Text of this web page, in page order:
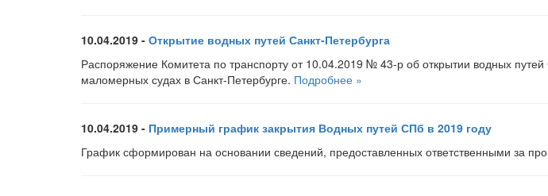
10.04.2019 - Открытие водных путей Санкт-Петербурга
Распоряжение Комитета по транспорту от 10.04.2019 № 43-р об открытии водных
маломерных судах в Санкт-Петербурге. Подробнее »
10.04.2019 - Примерный график закрытия Водных путей СПб в 2019 году
График сформирован на основании сведений, предоставленных ответственными за